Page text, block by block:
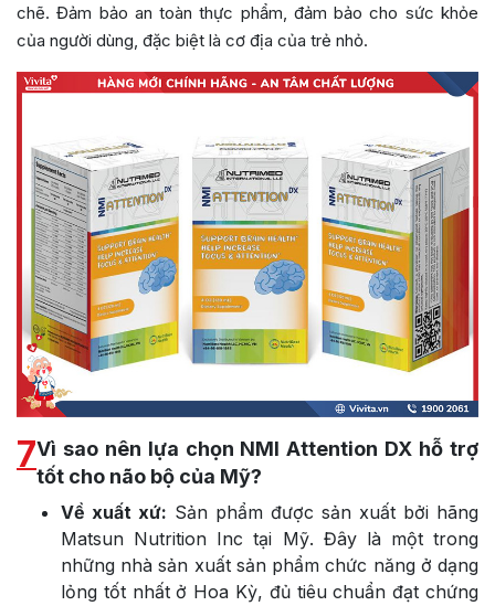
chẽ. Đảm bảo an toàn thực phẩm, đảm bảo cho sức khỏe
của người dùng, đặc biệt là cơ địa của trẻ nhỏ.
7Vì sao nên lựa chọn NMI Attention DX hỗ trợ
tốt cho não bộ của Mỹ?
Về xuất xứ: Sản phẩm được sản xuất bởi hãng
Matsun Nutrition Inc tại Mỹ. Đây là một trong
những nhà sản xuất sản phẩm chức năng ở dạng
lỏng tốt nhất ở Hoa Kỳ, đủ tiêu chuẩn đạt chứng